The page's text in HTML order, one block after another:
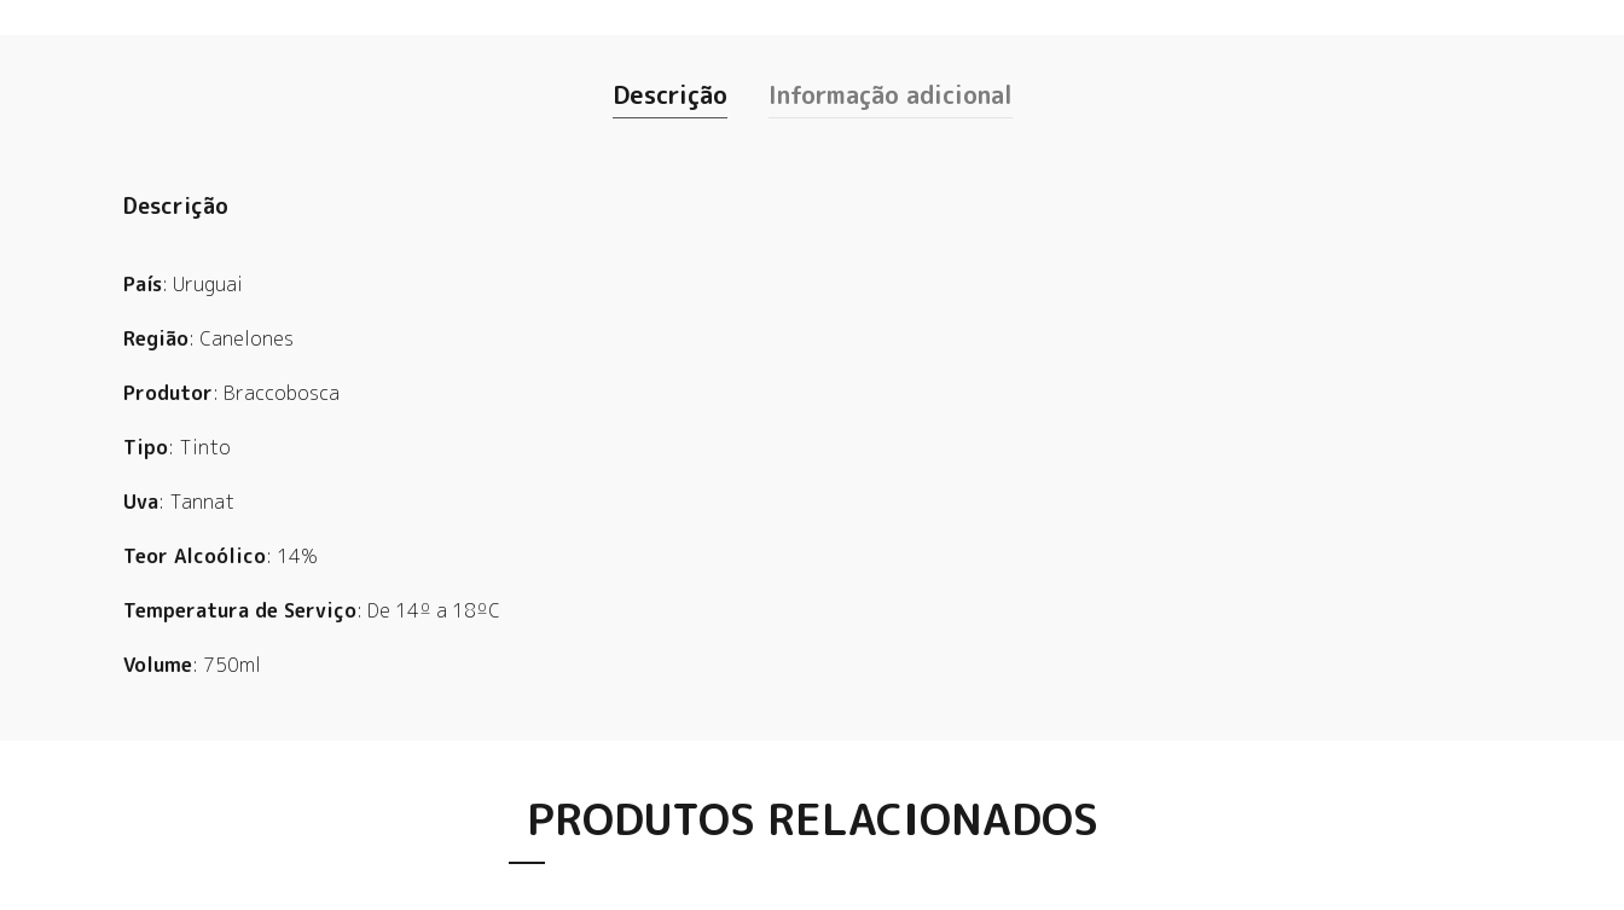
Descrição Informação adicional
Descrição
País: Uruguai
Região: Canelones
Produtor: Braccobosca
Tipo: Tinto
Uva: Tannat
Teor Alcoólico: 14%
Temperatura de Serviço: De 14º a 18ºC
Volume: 750ml
PRODUTOS RELACIONADOS